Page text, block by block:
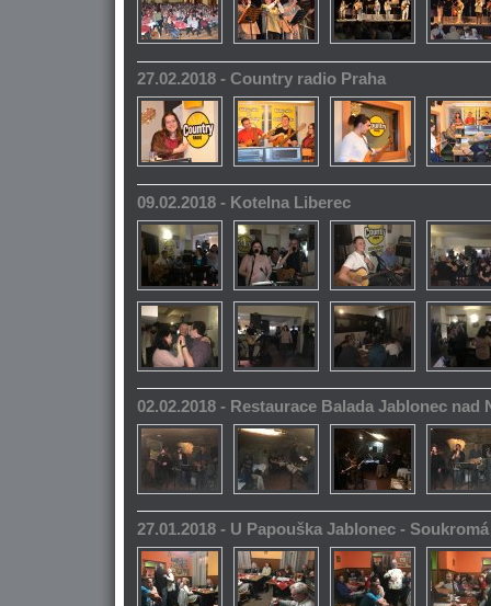
27.02.2018 - Country radio Praha
09.02.2018 - Kotelna Liberec
02.02.2018 - Restaurace Balada Jablonec nad
27.01.2018 - U Papouška Jablonec -